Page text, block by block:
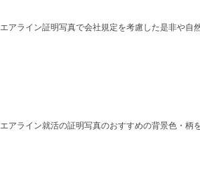
エアライン証明写真で会社規定を考慮した是非や自
エアライン就活の証明写真のおすすめの背景色・柄